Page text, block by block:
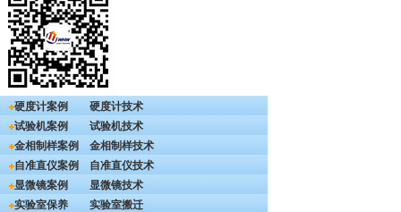
硬度计案例
硬度计技术
试验机案例
试验机技术
金相制样案例
金相制样技术
自准直仪案例
自准直仪技术
显微镜案例
显微镜技术
实验室保养
实验室搬迁